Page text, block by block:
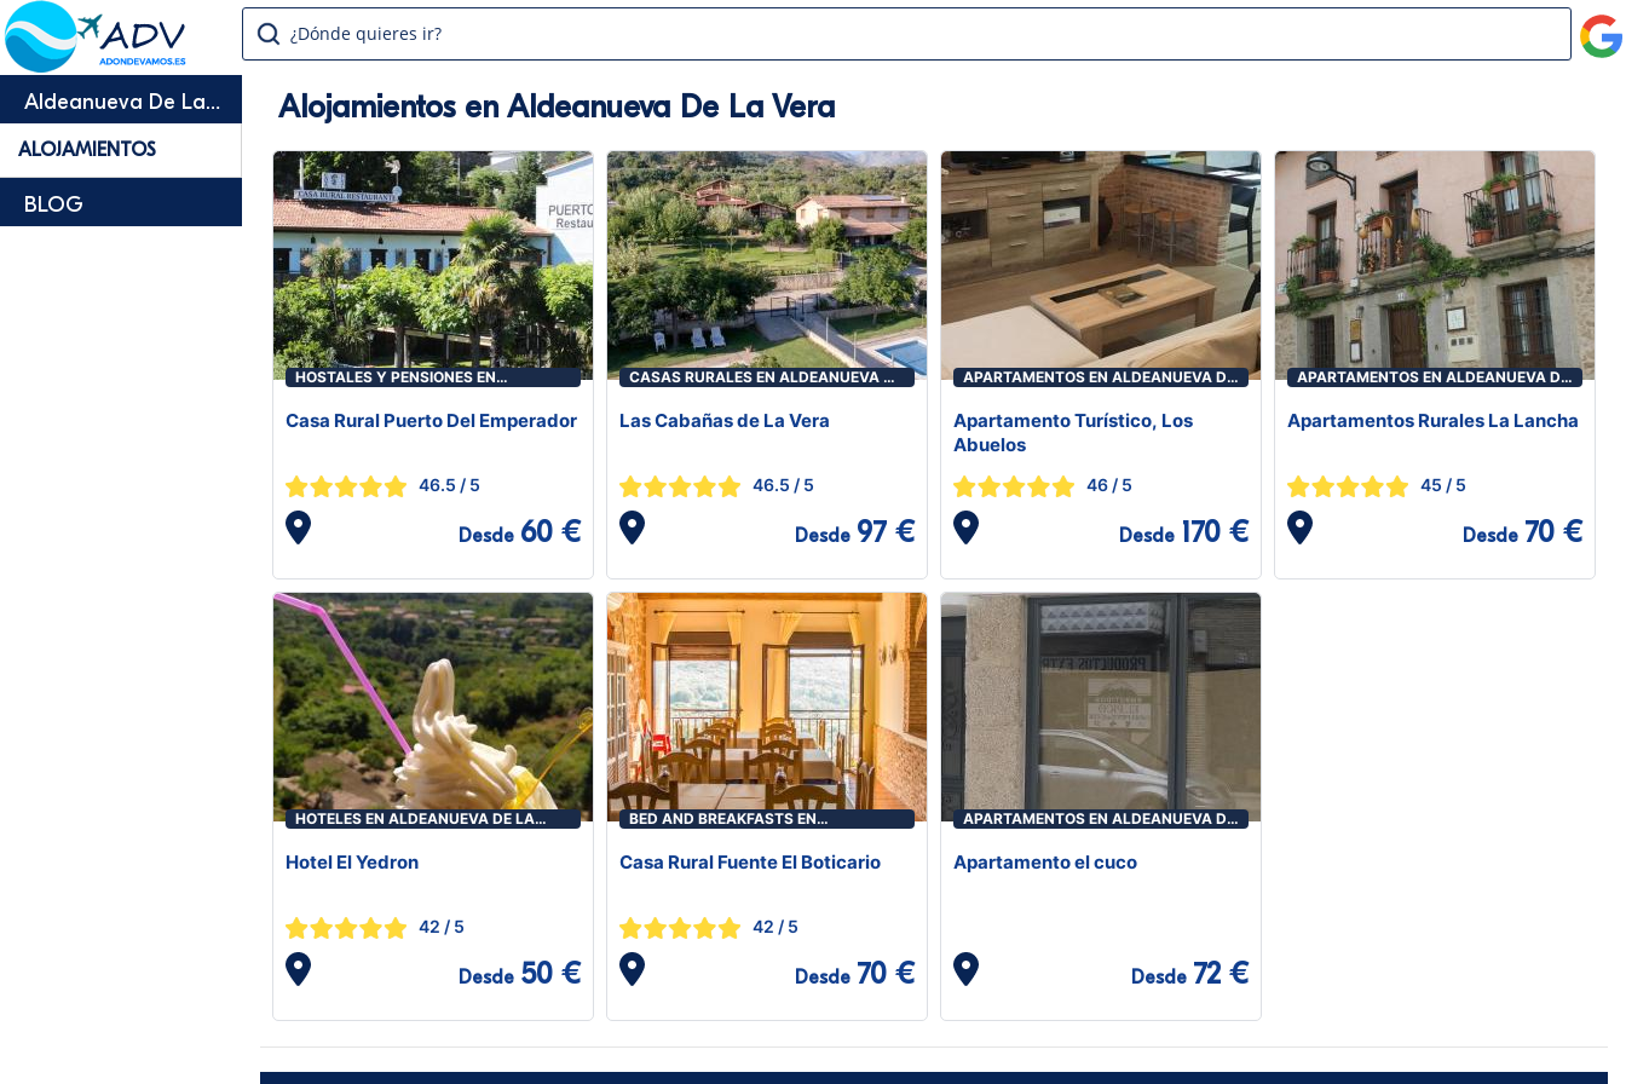
¿Dónde quieres ir?
Aldeanueva De La
ALOJAMIENTOS
BLOG
Alojamientos en Aldeanueva De La Vera
HOSTALES Y PENSIONES EN
Casa Rural Puerto Del Emperador
46.5 / 5
Desde 60 €
CASAS RURALES EN ALDEANUEVA DE
Las Cabañas de La Vera
46.5 / 5
Desde 97 €
APARTAMENTOS EN ALDEANUEVA DE
Apartamento Turístico, Los
Abuelos
46 / 5
Desde 170 €
APARTAMENTOS EN ALDEANUEVA DE
Apartamentos Rurales La Lancha
45 / 5
Desde 70 €
HOTELES EN ALDEANUEVA DE LA
Hotel El Yedron
42 / 5
Desde 50 €
BED AND BREAKFASTS EN
Casa Rural Fuente El Boticario
42 / 5
Desde 70 €
APARTAMENTOS EN ALDEANUEVA DE
Apartamento el cuco
Desde 72 €